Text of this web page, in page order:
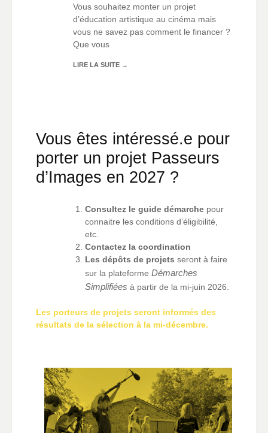
Vous souhaitez monter un projet
d’éducation artistique au cinéma mais
vous ne savez pas comment le financer ?
Que vous
LIRE LA SUITE →
Vous êtes intéressé.e pour
porter un projet Passeurs
d’Images en 2027 ?
Consultez le guide démarche pour
connaitre les conditions d’éligibilité,
etc.
Contactez la coordination
Les dépôts de projets seront à faire
sur la plateforme Démarches
Simplifiées à partir de la mi-juin 2026.
Les porteurs de projets seront informés des
résultats de la sélection à la mi-décembre.